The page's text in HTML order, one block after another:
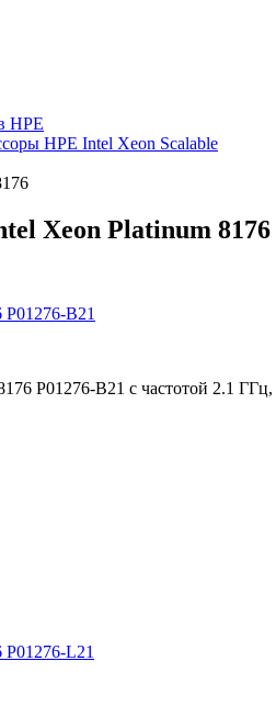
HPE
HPE Intel Xeon Scalable
Xeon Platinum 8176
P01276-B21 с частотой 2.1